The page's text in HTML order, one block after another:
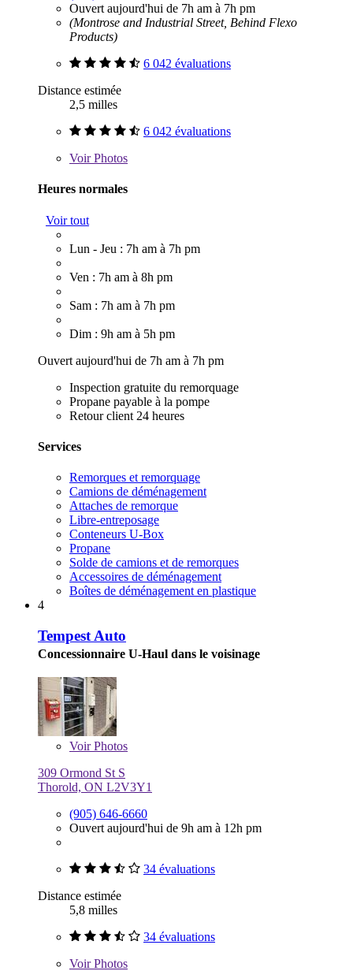
Ouvert aujourd'hui de 7h am à 7h pm
(Montrose and Industrial Street, Behind Flexo
Products)
6 042 évaluations
Distance estimée
2,5 milles
6 042 évaluations
VoirPhotos
Heures normales
Voir tout
Lun - Jeu : 7h am à 7h pm
Ven : 7h am à 8h pm
Sam : 7h am à 7h pm
Dim : 9h am à 5h pm
Ouvert aujourd'hui de 7h am à 7h pm
Inspection gratuite du remorquage
Propane payable à la pompe
Retour client 24 heures
Services
Remorques et remorquage
Camions de déménagement
Attaches de remorque
Libre-entreposage
Conteneurs U-Box
Propane
Solde de camions et de remorques
Accessoires de déménagement
Boîtes de déménagement en plastique
4
Tempest Auto
Concessionnaire U-Haul dans le voisinage
VoirPhotos
309 Ormond St S
Thorold, ON L2V3Y1
(905) 646-6660
Ouvert aujourd'hui de 9h am à 12h pm
34 évaluations
Distance estimée
5,8 milles
34 évaluations
VoirPhotos